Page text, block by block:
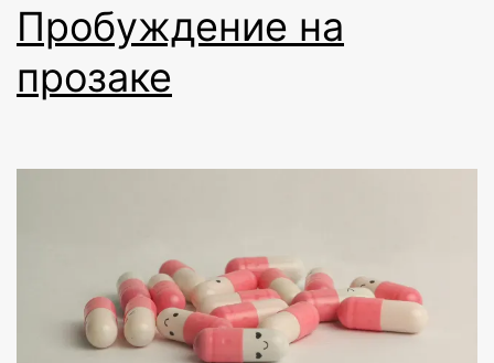
Пробуждение на
прозаке